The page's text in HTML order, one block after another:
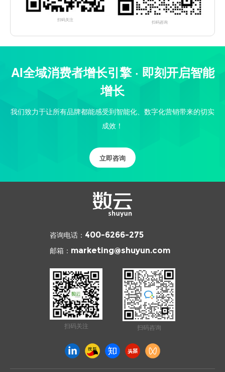
扫码关注 扫码咨询
AI全域消费者增长引擎 · 即刻开启智能
增长
我们致力于让所有品牌都能感受到智能化、数字化营销带来的切实
成效！
立即咨询
咨询电话： 400-6266-275
邮箱： marketing@shuyun.com
扫码关注 扫码咨询